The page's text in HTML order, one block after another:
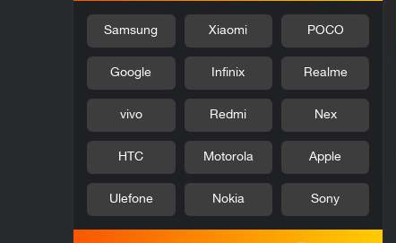
POCO
Xiaomi
Samsung
Realme
Infinix
Google
Nex
Redmi
vivo
Apple
Motorola
HTC
Sony
Nokia
Ulefone